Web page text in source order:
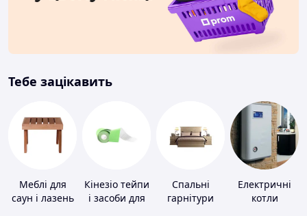
Тебе зацікавить
Меблі для
саун і лазень
Кінезіо тейпи
і засоби для
Спальні
гарнітури
Електричні
котли